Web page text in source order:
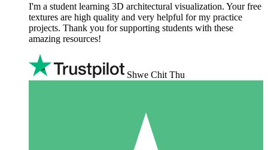
I'm a student learning 3D architectural visualization. Your free
textures are high quality and very helpful for my practice
projects. Thank you for supporting students with these
amazing resources!
Shwe Chit Thu